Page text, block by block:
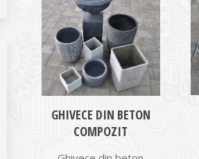
GHIVECE DIN BETON
COMPOZIT